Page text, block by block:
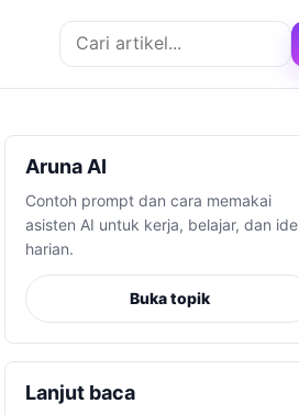
Cari artikel
Aruna AI
Contoh prompt dan cara memakai
asisten AI untuk kerja, belajar, dan ide
harian.
Buka topik
Lanjut baca